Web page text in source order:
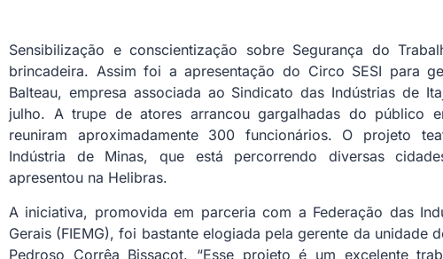
Sensibilização e conscientização sobre Segurança do
brincadeira. Assim foi a apresentação do Circo SESI para
Balteau, empresa associada ao Sindicato das Indústrias de
julho. A trupe de atores arrancou gargalhadas do público
reuniram aproximadamente 300 funcionários. O projeto
Indústria de Minas, que está percorrendo diversas
apresentou na Helibras.
A iniciativa, promovida em parceria com a Federação das
Gerais (FIEMG), foi bastante elogiada pela gerente da unidade
Pedroso Corrêa Bissacot. “Esse projeto é um excelente